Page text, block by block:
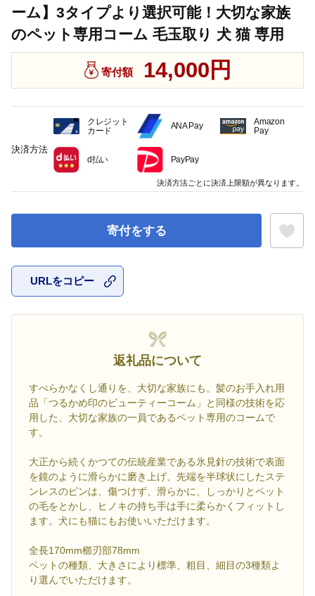
ーム】3タイプより選択可能！大切な家族
のペット専用コーム 毛玉取り 犬 猫 専用
寄付額 14,000円
寄付をする
URLをコピー
返礼品について
すべらかなくし通りを、大切な家族にも。髪のお手入れ用
品「つるかめ印のビューティーコーム」と同様の技術を応
用した、大切な家族の一員であるペット専用のコームで
す。
大正から続くかつての伝統産業である氷見針の技術で表面
を鏡のように滑らかに磨き上げ、先端を半球状にしたステ
ンレスのピンは、傷つけず、滑らかに、しっかりとペット
の毛をとかし、ヒノキの持ち手は手に柔らかくフィットし
ます。犬にも猫にもお使いいただけます。
全長170mm櫛刃部78mm
ペットの種類、大きさにより標準、粗目、細目の3種類よ
り選んでいただけます。
決済方法
クレジット
カード
ANA Pay
Amazon
Pay
d払い PayPay
決済方法ごとに決済上限額が異なります。